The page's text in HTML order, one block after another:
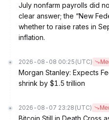
July nonfarm payrolls did
clear answer; the “New
whether to raise rates in
inflation.
2026-08-08 00:25 (UTC)
Morgan Stanley: Expects
shrink by $1.5 trillion
2026-08-07 23:28 (UTC)
Bitcoin Still in Death Cross